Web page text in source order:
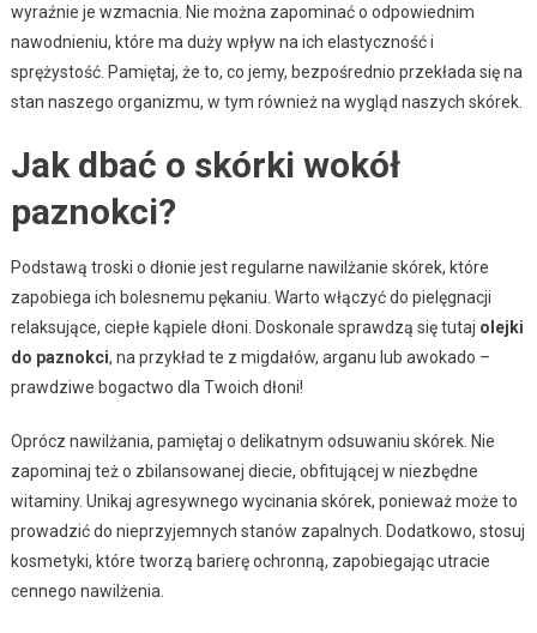
wyraźnie je wzmacnia. Nie można zapominać o odpowiednim
nawodnieniu, które ma duży wpływ na ich elastyczność i
sprężystość. Pamiętaj, że to, co jemy, bezpośrednio przekłada się na
stan naszego organizmu, w tym również na wygląd naszych skórek.
Jak dbać o skórki wokół
paznokci?
Podstawą troski o dłonie jest regularne nawilżanie skórek, które
zapobiega ich bolesnemu pękaniu. Warto włączyć do pielęgnacji
relaksujące, ciepłe kąpiele dłoni. Doskonale sprawdzą się tutaj olejki
do paznokci, na przykład te z migdałów, arganu lub awokado –
prawdziwe bogactwo dla Twoich dłoni!
Oprócz nawilżania, pamiętaj o delikatnym odsuwaniu skórek. Nie
zapominaj też o zbilansowanej diecie, obfitującej w niezbędne
witaminy. Unikaj agresywnego wycinania skórek, ponieważ może to
prowadzić do nieprzyjemnych stanów zapalnych. Dodatkowo, stosuj
kosmetyki, które tworzą barierę ochronną, zapobiegając utracie
cennego nawilżenia.